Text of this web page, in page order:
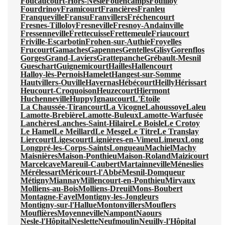
FourdrinoyFramicourtFrancièresFranleu
FranquevilleFransuFranvillersFréchencourt
Fresnes-TilloloyFresnevilleFresnoy-Andainville
FressennevilleFrettecuisseFrettemeuleFriaucourt
Friville-EscarbotinFrohen-sur-AuthieFroyelles
FrucourtGamachesGapennesGentellesGlisyGorenflos
GorgesGrand-LaviersGrattepancheGrébault-Mesnil
GueschartGuignemicourtHaillesHallencourt
Halloy-lès-PernoisHameletHangest-sur-Somme
Hautvillers-OuvilleHavernasHébécourtHeillyHérissart
Heucourt-CroquoisonHeuzecourtHiermont
HuchennevilleHuppyIgnaucourtL'Étoile
La Chaussée-TirancourtLa VicogneLahoussoyeLaleu
Lamotte-BrebièreLamotte-BuleuxLamotte-Warfusée
LanchèresLanches-Saint-HilaireLe BoisleLe Crotoy
Le HamelLe MeillardLe MesgeLe TitreLe Translay
LiercourtLigescourtLignières-en-VimeuLimeuxLong
Longpré-les-Corps-SaintsLongueauMachielMachy
MaisnièresMaison-PonthieuMaison-RolandMaizicourt
MarcelcaveMareuil-CaubertMartainnevilleMéneslies
MérélessartMéricourt-l'AbbéMesnil-Domqueur
MétignyMiannayMillencourt-en-PonthieuMirvaux
Molliens-au-BoisMolliens-DreuilMons-Boubert
Montagne-FayelMontigny-les-Jongleurs
Montigny-sur-l'HallueMontonvillersMouflers
MouflièresMoyennevilleNampontNaours
Nesle-l'HôpitalNesletteNeufmoulinNeuilly-l'Hôpital